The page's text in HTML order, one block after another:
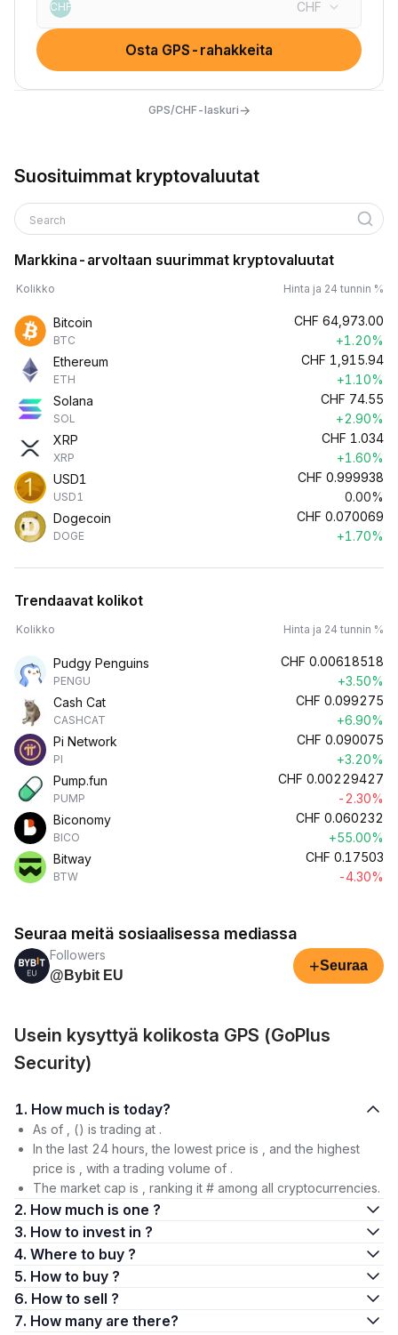
CHF CHF
Osta GPS-rahakkeita
GPS/CHF-laskuri→
Suosituimmat kryptovaluutat
Search
Markkina-arvoltaan suurimmat kryptovaluutat
Kolikko Hinta ja 24 tunnin %
Bitcoin
BTC
CHF 64,973.00
+1.20%
Ethereum
ETH
CHF 1,915.94
+1.10%
Solana
SOL
CHF 74.55
+2.90%
XRP
XRP
CHF 1.034
+1.60%
USD1
USD1
CHF 0.999938
0.00%
Dogecoin
DOGE
CHF 0.070069
+1.70%
Trendaavat kolikot
Kolikko Hinta ja 24 tunnin %
Pudgy Penguins
PENGU
CHF 0.00618518
+3.50%
Cash Cat
CASHCAT
CHF 0.099275
+6.90%
Pi Network
PI
CHF 0.090075
+3.20%
Pump.fun
PUMP
CHF 0.00229427
-2.30%
Biconomy
BICO
CHF 0.060232
+55.00%
Bitway
BTW
CHF 0.17503
-4.30%
Seuraa meitä sosiaalisessa mediassa
Followers
@Bybit EU
+Seuraa
Usein kysyttyä kolikosta GPS (GoPlus
Security)
1. How much is today?
As of , () is trading at .
In the last 24 hours, the lowest price is , and the highest
price is , with a trading volume of .
The market cap is , ranking it # among all cryptocurrencies.
2. How much is one ?
3. How to invest in ?
4. Where to buy ?
5. How to buy ?
6. How to sell ?
7. How many are there?